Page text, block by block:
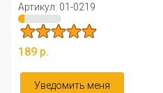
0219
меня